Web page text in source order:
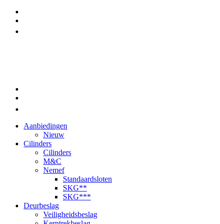
Aanbiedingen
Nieuw
Cilinders
Cilinders
M&C
Nemef
Standaardsloten
SKG**
SKG***
Deurbeslag
Veiligheidsbeslag